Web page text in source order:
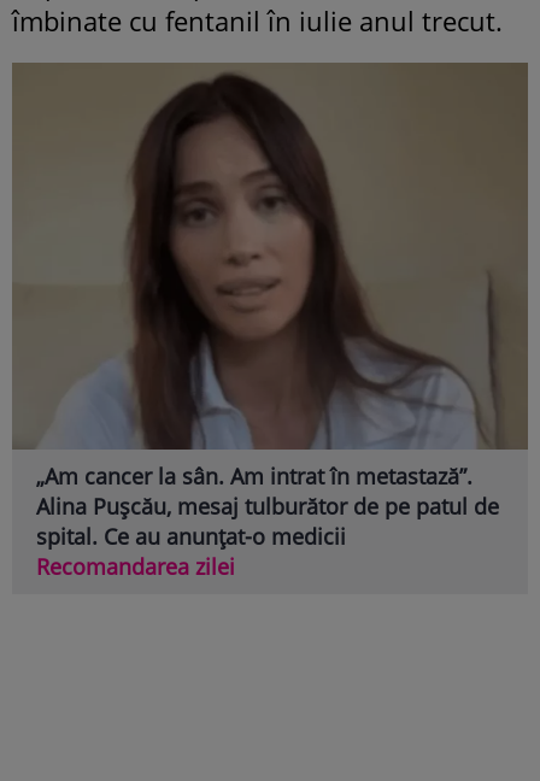
îmbinate cu fentanil în iulie anul trecut.
„Am cancer la sân. Am intrat în metastază”.
Alina Pușcău, mesaj tulburător de pe patul de
spital. Ce au anunțat-o medicii
Recomandarea zilei